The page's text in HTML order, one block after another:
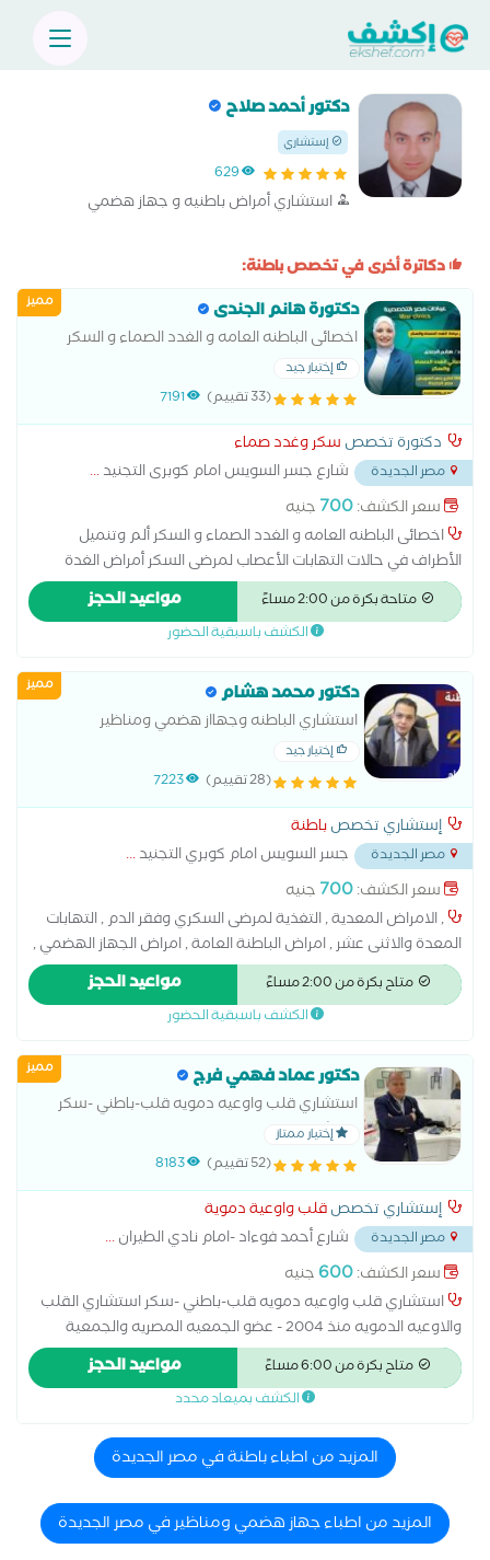
دكتور أحمد صلاح
إستشاري
629
استشاري أمراض باطنيه و جهاز هضمي
دكاترة أخرى في تخصص باطنة:
مميز دكتورة هانم الجندى
اخصائى الباطنه العامه و الغدد الصماء و السكر
إختيار جيد
(33 تقييم) 7191
دكتورة تخصص سكر وغدد صماء
مصر الجديدة شارع جسر السويس امام كوبرى التجنيد...
سعر الكشف:700 جنيه
اخصائى الباطنه العامه و الغدد الصماء و السكر ألم وتنميل
الأطراف في حالات التهابات الأعصاب لمرضى السكر أمراض الغدة
الكظرية أمراض الغدد الصماء اضطرابات الغدة النخامية الغدة الدرقية
والجار درقية الفشل الكلوي نتيجة مرض السكر تشخيص سكر الحمل
ضبط الدم والسكر لمرضى الكبد و الكلى علاج اضطرابات الهرمونات
الضعف الجنسى الناتج عن مرض السكر علاج سكر الحمل علاج قصر
القامة وتأخر البلوغ علاج مرض السكر متابعة سكر الحمل مضاعفات
مرض السكر
متاحة بكرة من 2:00 مساءً مواعيد الحجز
الكشف باسبقية الحضور
مميز دكتور محمد هشام
استشاري الباطنه وجهااز هضمي ومناظير
إختيار جيد
(28 تقييم) 7223
إستشاري تخصصباطنة
مصر الجديدة جسر السويس امام كوبري التجنيد...
سعر الكشف:700 جنيه
, الامراض المعدية , التغذية لمرضى السكري وفقر الدم , التهابات
المعدة والاثنى عشر , امراض الباطنة العامة , امراض الجهاز الهضمي ,
امراض ضغط الدم , تشخيص وعلاج حالات ارتجاع المريء , سونار على
البطن والحوض , علاج الكوليسترول ,
متاح بكرة من 2:00 مساءً مواعيد الحجز
الكشف باسبقية الحضور
مميز دكتور عماد فهمي فرج
استشاري قلب واوعيه دمويه قلب-باطني -سكر
الجمعيه المصريه والجمعية الاوربيه للقلب زماله
القلب والصدر من كيلافلاند كلينك -
إختيار ممتاز
(52 تقييم) 8183
إستشاري تخصصقلب واوعية دموية
مصر الجديدة شارع أحمد فوءاد -امام نادي الطيران...
سعر الكشف:600 جنيه
استشاري قلب واوعيه دمويه قلب-باطني -سكر استشاري القلب
والاوعيه الدمويه منذ 2004 - عضو الجمعيه المصريه والجمعية
الاوربيه للقلب زماله القلب والصدر من كيلافلاند كلينك - امريكا -
اوهايو استشاري قلب واوعيه دمويه -باطني-سكر
متاح بكرة من 6:00 مساءً مواعيد الحجز
الكشف بميعاد محدد
المزيد من اطباء باطنة في مصر الجديدة
المزيد من اطباء جهاز هضمي ومناظير في مصر الجديدة